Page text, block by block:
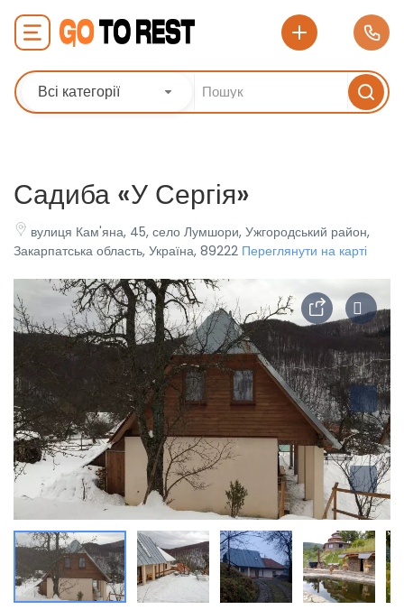
Всі категорії
Садиба «У Сергія»
вулиця Кам'яна, 45, село Лумшори, Ужгородський район,
Закарпатська область, Україна, 89222 Переглянути на карті